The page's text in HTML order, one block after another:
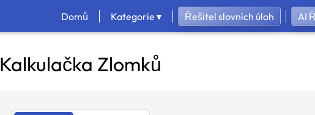
Domů Kategorie ▾ Řešitel slovních úloh AI
Kalkulačka Zlomků